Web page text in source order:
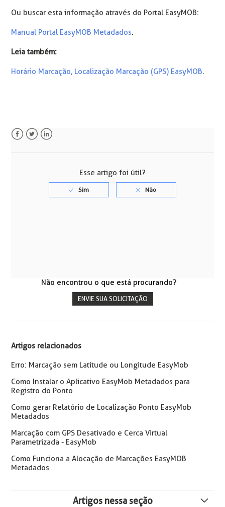
Ou buscar esta informação através do Portal EasyMOB:
Manual Portal EasyMOB Metadados.
Leia também:
Horário Marcação, Localização Marcação (GPS) EasyMOB.
Esse artigo foi útil?
Não encontrou o que está procurando?
ENVIE SUA SOLICITAÇÃO
Artigos relacionados
Erro: Marcação sem Latitude ou Longitude EasyMob
Como Instalar o Aplicativo EasyMob Metadados para
Registro do Ponto
Como gerar Relatório de Localização Ponto EasyMob
Metadados
Marcação com GPS Desativado e Cerca Virtual
Parametrizada - EasyMob
Como Funciona a Alocação de Marcações EasyMOB
Metadados
Artigos nessa seção